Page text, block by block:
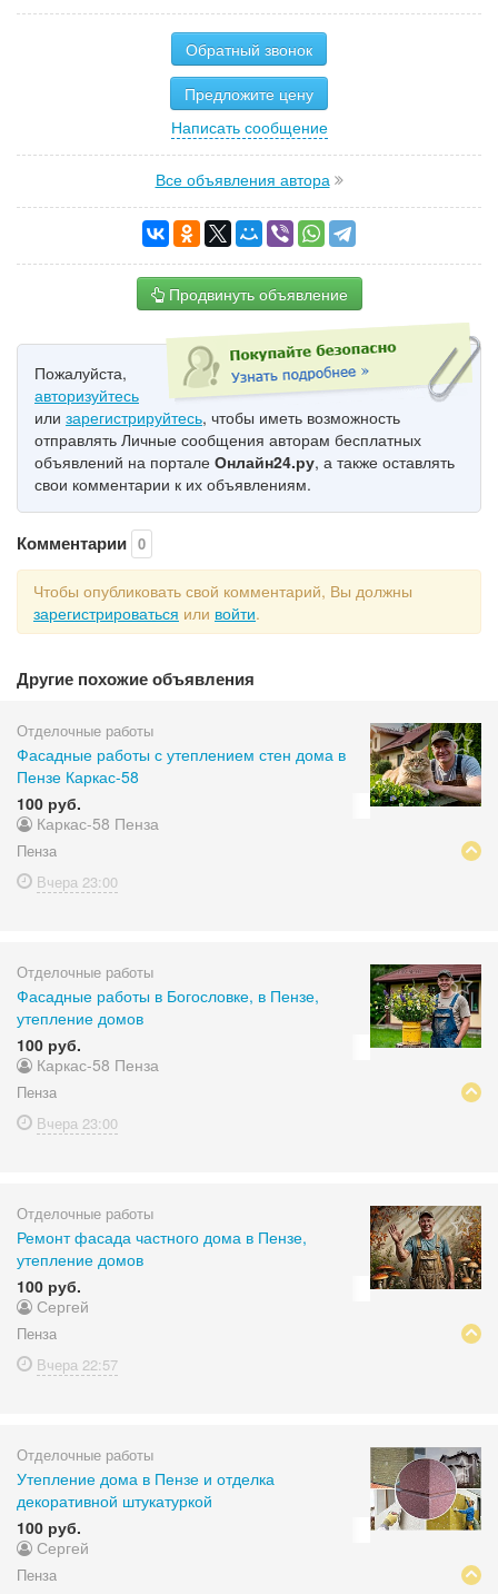
Обратный звонок
Предложите цену
Написать сообщение
Все объявления автора
Продвинуть объявление
Пожалуйста,
авторизуйтесь
или зарегистрируйтесь, чтобы иметь возможность
отправлять Личные сообщения авторам бесплатных
объявлений на портале Онлайн24.ру, а также оставлять
свои комментарии к их объявлениям.
Комментарии 0
Чтобы опубликовать свой комментарий, Вы должны
зарегистрироваться или войти.
Другие похожие объявления
Отделочные работы
Фасадные работы с утеплением стен дома в
Пензе Каркас-58
100 руб.
Каркас-58 Пенза
Пенза
Вчера 23:00
Отделочные работы
Фасадные работы в Богословке, в Пензе,
утепление домов
100 руб.
Каркас-58 Пенза
Пенза
Вчера 23:00
Отделочные работы
Ремонт фасада частного дома в Пензе,
утепление домов
100 руб.
Сергей
Пенза
Вчера 22:57
Отделочные работы
Утепление дома в Пензе и отделка
декоративной штукатуркой
100 руб.
Сергей
Пенза